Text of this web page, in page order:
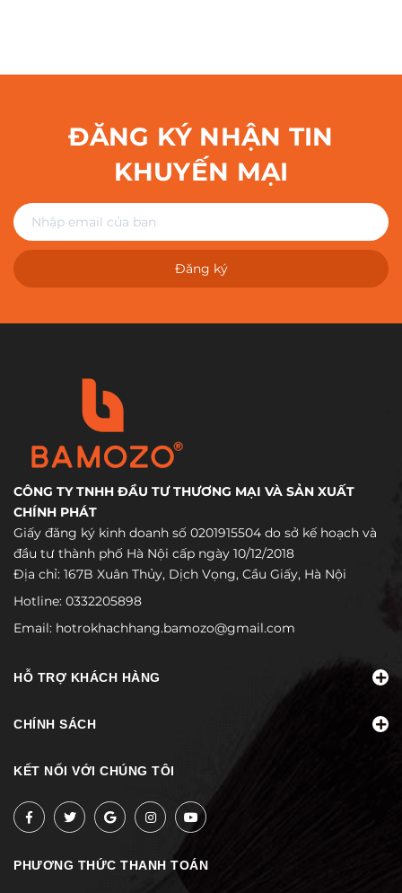
ĐĂNG KÝ NHẬN TIN
KHUYẾN MẠI
Đăng ký
CÔNG TY TNHH ĐẦU TƯ THƯƠNG MẠI VÀ SẢN XUẤT
CHÍNH PHÁT
Giấy đăng ký kinh doanh số 0201915504 do sở kế hoạch và
đầu tư thành phố Hà Nội cấp ngày 10/12/2018
Địa chỉ: 167B Xuân Thủy, Dịch Vọng, Cầu Giấy, Hà Nội
Hotline: 0332205898
Email: hotrokhachhang.bamozo@gmail.com
HỖ TRỢ KHÁCH HÀNG
CHÍNH SÁCH
KẾT NỐI VỚI CHÚNG TÔI
PHƯƠNG THỨC THANH TOÁN